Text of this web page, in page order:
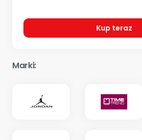
Kup teraz
Marki: